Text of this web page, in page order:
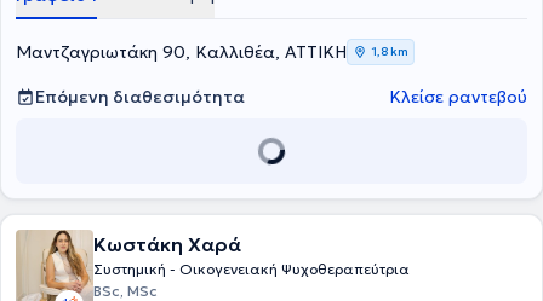
λαμβάνοντας υπόψη τόσο τις προσωπικές του εμπειρίες, όσο και το
εξέλιξη.
Μαντζαγριωτάκη 90, Καλλιθέα, ΑΤΤΙΚΗ 1,8 km
Επόμενη διαθεσιμότητα Κλείσε ραντεβού
Κωστάκη Χαρά
Συστημική - Οικογενειακή Ψυχοθεραπεύτρια
BSc, MSc